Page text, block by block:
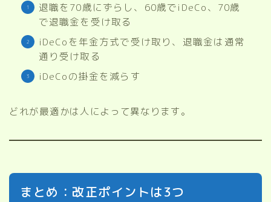
退職を70歳にずらし、60歳でiDeCo、70歳
で退職金を受け取る
iDeCoを年金方式で受け取り、退職金は通常
通り受け取る
iDeCoの掛金を減らす
どれが最適かは人によって異なります。
まとめ：改正ポイントは3つ